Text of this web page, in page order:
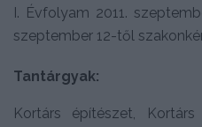
I. Évfolyam 2011.
szeptember 12-től
Tantárgyak:
Kortárs építészet,